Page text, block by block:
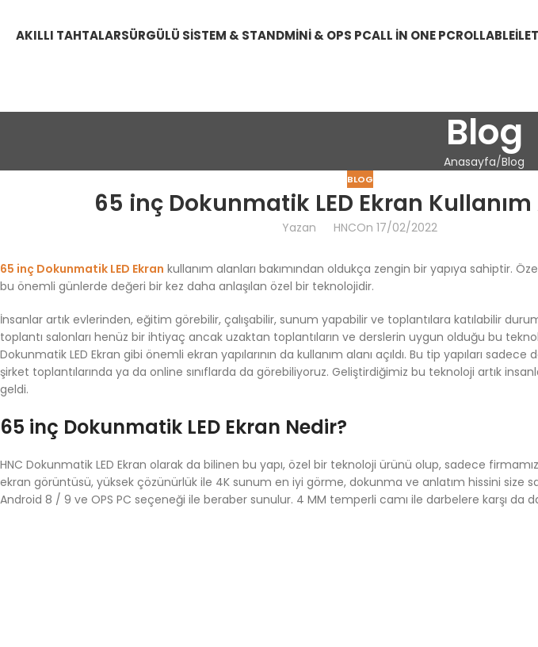
AKILLI TAHTALARSÜRGÜLÜ SISTEM & STANDMINI & OPS PCALL IN ONE PCROLLABLE
Blog
Anasayfa Blog
BLOG
65 inç Dokunmatik LED Ekran Kullanım
Yazan HNCOn 17/02/2022
65 inç Dokunmatik LED Ekran kullanım alanları bakımından oldukça zengin bir yapıya sahiptir.
bu önemli günlerde değeri bir kez daha anlaşılan özel bir teknolojidir.
İnsanlar artık evlerinden, eğitim görebilir, çalışabilir, sunum yapabilir ve toplantılara katılabilir
toplantı salonları henüz bir ihtiyaç ancak uzaktan toplantıların ve derslerin uygun olduğu bu
Dokunmatik LED Ekran gibi önemli ekran yapılarının da kullanım alanı açıldı. Bu tip yapıları
şirket toplantılarında ya da online sınıflarda da görebiliyoruz. Geliştirdiğimiz bu teknoloji artık
geldi.
65 inç Dokunmatik LED Ekran Nedir?
HNC Dokunmatik LED Ekran olarak da bilinen bu yapı, özel bir teknoloji ürünü olup, sadece
ekran görüntüsü, yüksek çözünürlük ile 4K sunum en iyi görme, dokunma ve anlatım hissini size
Android 8 / 9 ve OPS PC seçeneği ile beraber sunulur. 4 MM temperli camı ile darbelere karşı da